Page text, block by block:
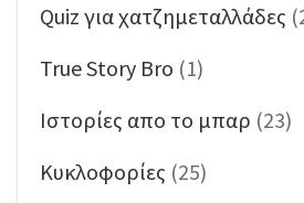
Quiz για χατζημεταλλάδες
True Story Bro (1)
Ιστορίες απο το μπαρ (23)
Κυκλοφορίες (25)